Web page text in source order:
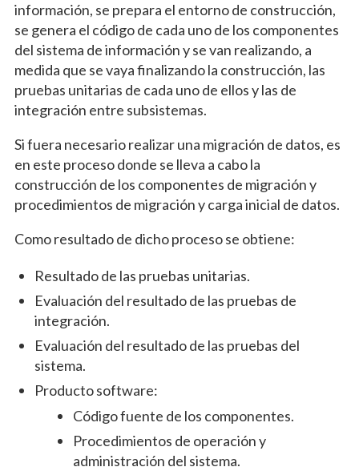
información, se prepara el entorno de construcción,
se genera el código de cada uno de los componentes
del sistema de información y se van realizando, a
medida que se vaya finalizando la construcción, las
pruebas unitarias de cada uno de ellos y las de
integración entre subsistemas.
Si fuera necesario realizar una migración de datos, es
en este proceso donde se lleva a cabo la
construcción de los componentes de migración y
procedimientos de migración y carga inicial de datos.
Como resultado de dicho proceso se obtiene:
Resultado de las pruebas unitarias.
Evaluación del resultado de las pruebas de
integración.
Evaluación del resultado de las pruebas del
sistema.
Producto software:
Código fuente de los componentes.
Procedimientos de operación y
administración del sistema.